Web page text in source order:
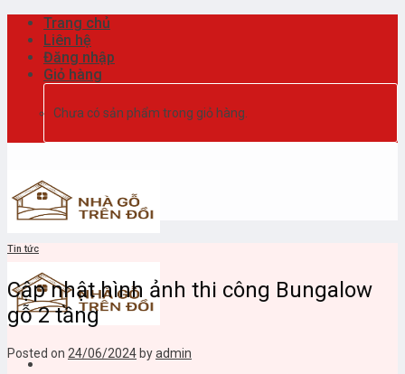
Skip
content
Trang chủ
Liên hệ
Đăng nhập
Giỏ hàng
Chưa có sản phẩm trong giỏ hàng.
Tin tức
Cập nhật hình ảnh thi công Bungalow
gỗ 2 tầng
Posted on 24/06/2024 byadmin